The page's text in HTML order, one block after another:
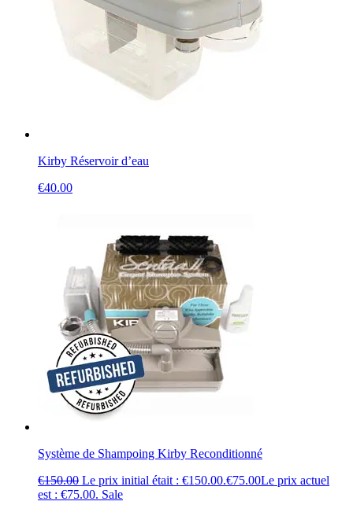
Kirby Réservoir d’eau
€40.00
Système de Shampoing Kirby Reconditionné
€150.00 Le prix initial était : €150.00.€75.00Le prix actuel
est : €75.00. Sale